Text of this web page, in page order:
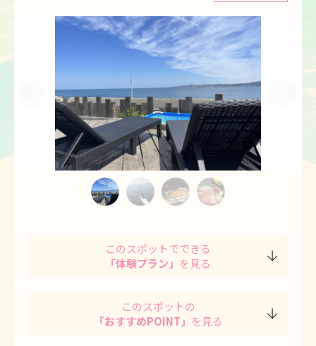
このスポットでできる
「体験プラン」 を見る
このスポットの
「おすすめPOINT」 を見る